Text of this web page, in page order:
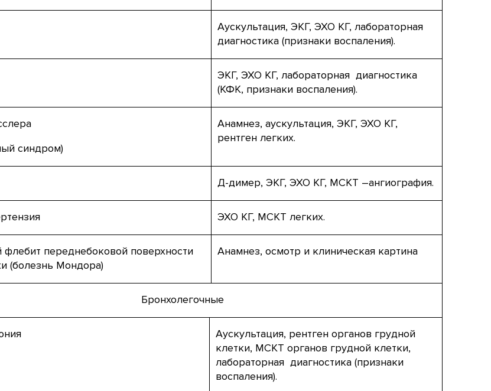
Аускультация, ЭКГ, ЭХО КГ, лабораторная
диагностика (признаки воспаления).
ЭКГ, ЭХО КГ, лабораторная диагностика
(КФК, признаки воспаления).
синдром)
Анамнез, аускультация, ЭКГ, ЭХО КГ,
рентген легких.
Д-димер, ЭКГ, ЭХО КГ, МСКТ –ангиография.
ЭХО КГ, МСКТ легких.
переднебоковой поверхности
(болезнь Мондора)
Анамнез, осмотр и клиническая картина
Бронхолегочные
Аускультация, рентген органов грудной
клетки, МСКТ органов грудной клетки,
лабораторная диагностика (признаки
воспаления).